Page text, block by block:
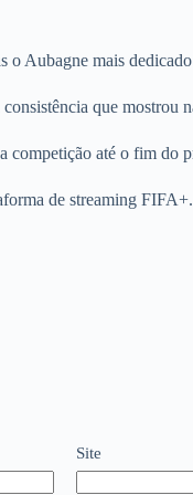
Aubagne mais
que mostrou
competição até o fim do
de streaming FIFA+.
Site